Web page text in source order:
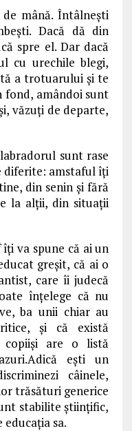
mână. Întâlnești
Dacă dă din
spre el. Dar dacă
cu urechile blegi,
a trotuarului și te
fond, amândoi sunt
văzuți de departe,
sunt rase
diferite: amstaful îți
din senin și fără
la alții, din situații
va spune că ai un
greșit, că ai o
care îi judecă
înțelege că nu
ba unii chiar au
și că există
copiiși are o listă
ești un
câinele,
trăsături generice
stabilite științific,
sa.